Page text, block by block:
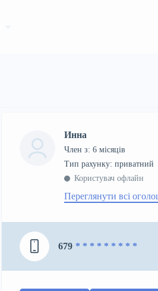
Инна
Член з: 6 місяців
тип рахунку: приватний
Користувач офлайн
Переглянути всі
679 * * * * * * * * *